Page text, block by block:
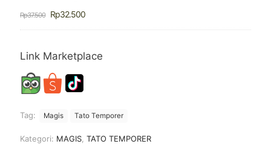
Rp37.500
Harga
adalah:
Rp32.500Harga
ini
Rp32.500.
Link Marketplace
Tag: Magis Tato Temporer
Kategori: MAGIS TATO TEMPORER